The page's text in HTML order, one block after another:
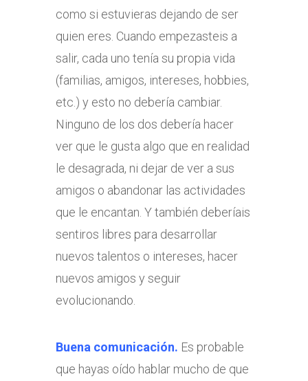
como si estuvieras dejando de ser
quien eres. Cuando empezasteis a
salir, cada uno tenía su propia vida
(familias, amigos, intereses, hobbies,
etc.) y esto no debería cambiar.
Ninguno de los dos debería hacer
ver que le gusta algo que en realidad
le desagrada, ni dejar de ver a sus
amigos o abandonar las actividades
que le encantan. Y también deberíais
sentiros libres para desarrollar
nuevos talentos o intereses, hacer
nuevos amigos y seguir
evolucionando.
Buena comunicación. Es probable
que hayas oído hablar mucho de que